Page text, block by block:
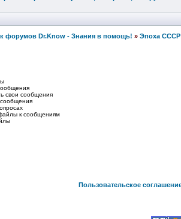
форумов Dr.Know - Знания в помощь! » Эпоха СССР
свои сообщения
сообщения
к сообщениям
Пользовательское